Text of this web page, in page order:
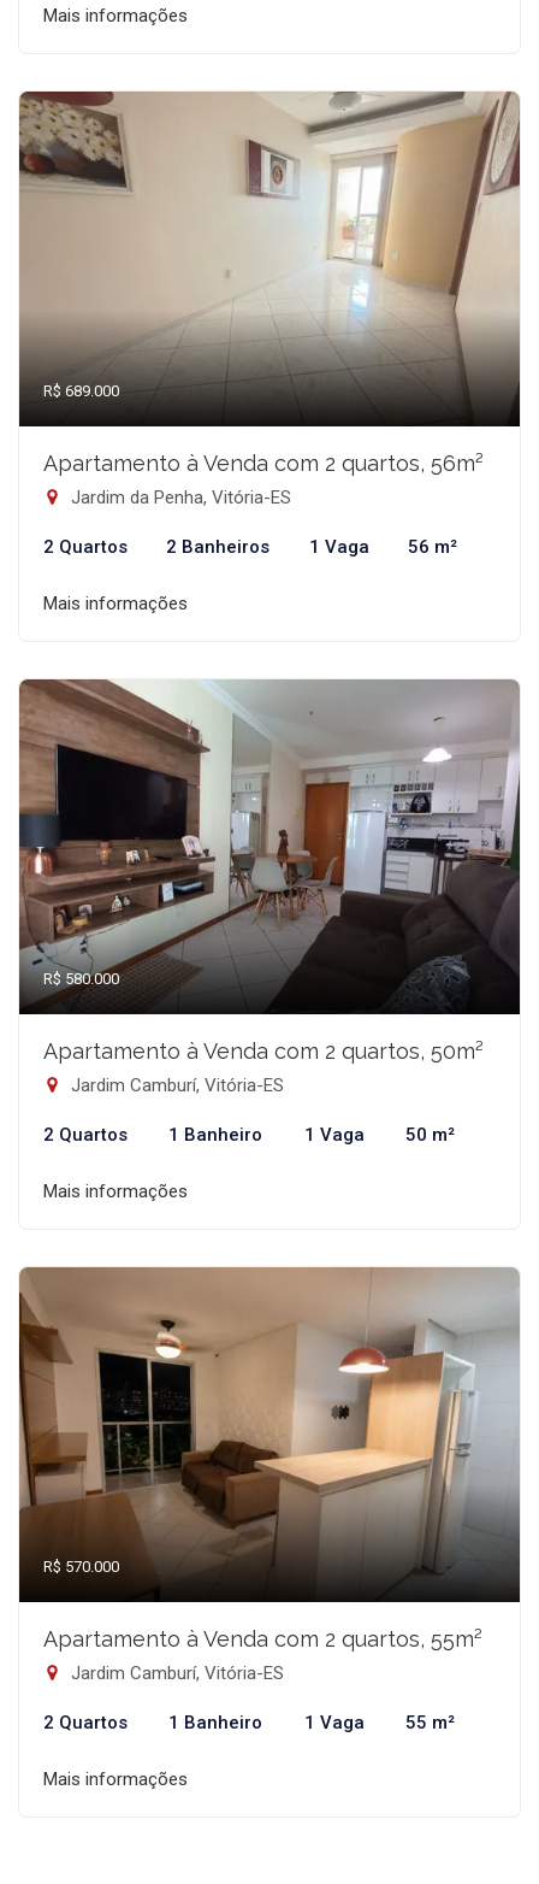
Mais informações
R$ 689.000
Apartamento à Venda com 2 quartos, 56m²
Jardim da Penha, Vitória-ES
2 Quartos 2 Banheiros 1 Vaga 56 m²
Mais informações
R$ 580.000
Apartamento à Venda com 2 quartos, 50m²
Jardim Camburí, Vitória-ES
2 Quartos 1 Banheiro 1 Vaga 50 m²
Mais informações
R$ 570.000
Apartamento à Venda com 2 quartos, 55m²
Jardim Camburí, Vitória-ES
2 Quartos 1 Banheiro 1 Vaga 55 m²
Mais informações